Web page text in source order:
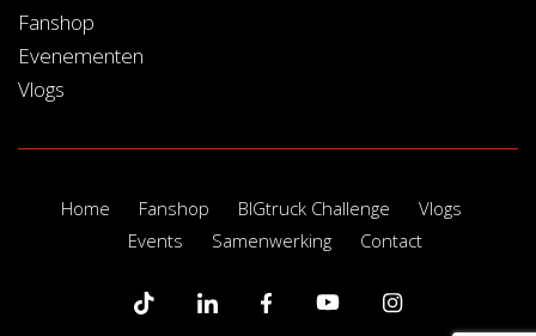
Fanshop
Evenementen
Vlogs
Home Fanshop BIGtruck Challenge
Vlogs
Events
Samenwerking Contact